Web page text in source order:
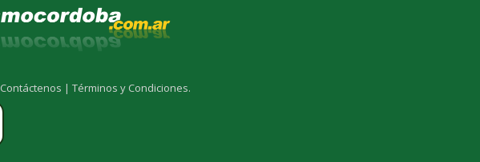
Contáctenos | Términos y Condiciones.